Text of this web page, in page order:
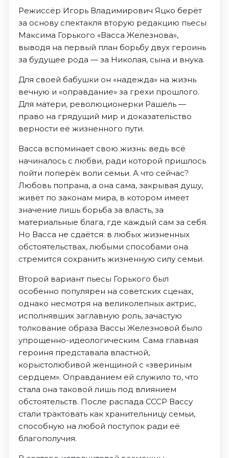
Режиссёр Игорь Владимирович Яцко берёт
за основу спектакля вторую редакцию пьесы
Максима Горького «Васса Железнова»,
выводя на первый план борьбу двух героинь
за будущее рода — за Николая, сына и внука.
Для своей бабушки он «надежда» на жизнь
вечную и «оправдание» за грехи прошлого.
Для матери, революционерки Рашель —
право на грядущий мир и доказательство
верности её жизненного пути.
Васса вспоминает свою жизнь: ведь всё
начиналось с любви, ради которой пришлось
пойти поперёк воли семьи. А что сейчас?
Любовь попрана, а она сама, закрывая душу,
живёт по законам мира, в котором имеет
значение лишь борьба за власть, за
материальные блага, где каждый сам за себя.
Но Васса не сдаётся: в любых жизненных
обстоятельствах, любыми способами она
стремится сохранить жизненную силу семьи.
Второй вариант пьесы Горького был
особенно популярен на советских сценах,
однако несмотря на великолепных актрис,
исполнявших заглавную роль, зачастую
толкование образа Вассы Железновой было
упрощенно-идеологическим. Сама главная
героиня представала властной,
корыстолюбивой женщиной с «звериным
сердцем». Оправданием ей служило то, что
стала она таковой лишь под влиянием
обстоятельств. После распада СССР Вассу
стали трактовать как хранительницу семьи,
способную на любой поступок ради её
благополучия.